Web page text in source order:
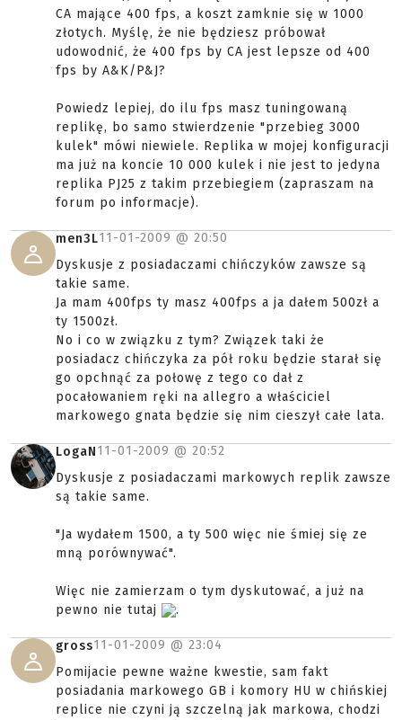
CA mające 400 fps, a koszt zamknie się w 1000
złotych. Myślę, że nie będziesz próbował
udowodnić, że 400 fps by CA jest lepsze od 400
fps by A&K/P&J?
Powiedz lepiej, do ilu fps masz tuningowaną
replikę, bo samo stwierdzenie "przebieg 3000
kulek" mówi niewiele. Replika w mojej konfiguracji
ma już na koncie 10 000 kulek i nie jest to jedyna
replika PJ25 z takim przebiegiem (zapraszam na
forum po informacje).
men3L11-01-2009 @ 20:50
Dyskusje z posiadaczami chińczyków zawsze są
takie same.
Ja mam 400fps ty masz 400fps a ja dałem 500zł a
ty 1500zł.
No i co w związku z tym? Związek taki że
posiadacz chińczyka za pół roku będzie starał się
go opchnąć za połowę z tego co dał z
pocałowaniem ręki na allegro a właściciel
markowego gnata będzie się nim cieszył całe lata.
LogaN11-01-2009 @ 20:52
Dyskusje z posiadaczami markowych replik zawsze
są takie same.
"Ja wydałem 1500, a ty 500 więc nie śmiej się ze
mną porównywać".
Więc nie zamierzam o tym dyskutować, a już na
pewno nie tutaj
.
gross11-01-2009 @ 23:04
Pomijacie pewne ważne kwestie, sam fakt
posiadania markowego GB i komory HU w chińskiej
replice nie czyni ją szczelną jak markowa, chodzi